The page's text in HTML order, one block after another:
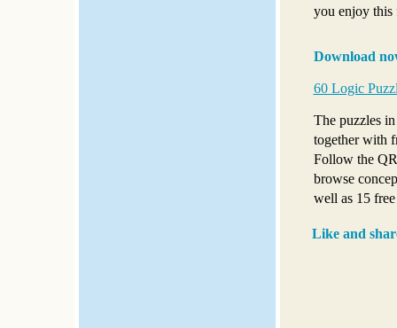
you enjoy this
Download
60 Logic
The puzzles
together with
Follow the
browse
well as 15
Like and